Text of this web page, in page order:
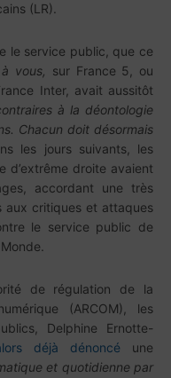
(LR).
le service public, que ce
vous,
sur France 5, ou
Inter, avait aussitôt
à la déontologie
Chacun doit désormais
les jours suivants, les
d’extrême droite avaient
accordant une très
aux critiques et attaques
le service public de
de régulation de la
(ARCOM), les
Delphine Ernotte-
déjà dénoncé une
et quotidienne par